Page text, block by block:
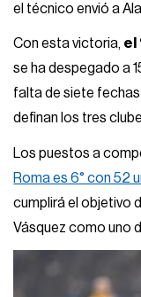
el técnico envió a
Con esta victoria, el
se ha despegado a
falta de siete
definan los tres
Los puestos a
Roma es 6° con 52
cumplirá el objetivo
Vásquez como uno